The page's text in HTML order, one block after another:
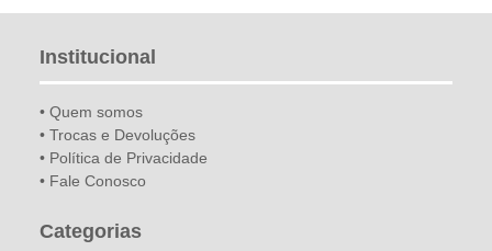
Institucional
• Quem somos
• Trocas e Devoluções
• Política de Privacidade
• Fale Conosco
Categorias